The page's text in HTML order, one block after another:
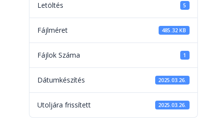
Letöltés 5
Fájlméret 485.32 KB
Fájlok Száma 1
Dátumkészítés 2025.03.26.
Utoljára frissített 2025.03.26.